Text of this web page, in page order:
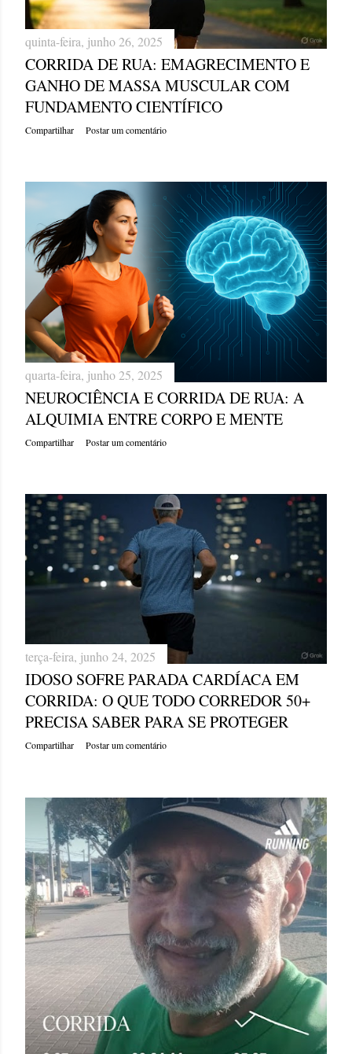
quinta-feira, junho 26, 2025
CORRIDA DE RUA: EMAGRECIMENTO E
GANHO DE MASSA MUSCULAR COM
FUNDAMENTO CIENTÍFICO
Compartilhar Postar um comentário
quarta-feira, junho 25, 2025
NEUROCIÊNCIA E CORRIDA DE RUA: A
ALQUIMIA ENTRE CORPO E MENTE
Compartilhar Postar um comentário
terça-feira, junho 24, 2025
IDOSO SOFRE PARADA CARDÍACA EM
CORRIDA: O QUE TODO CORREDOR 50+
PRECISA SABER PARA SE PROTEGER
Compartilhar Postar um comentário